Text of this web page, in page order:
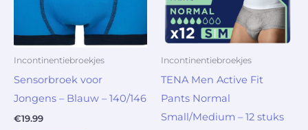
Incontinentiebroekjes
Sensorbroek voor
Jongens – Blauw – 140/146
€19.99
Incontinentiebroekjes
TENA Men Active Fit
Pants Normal
Small/Medium – 12 stuks